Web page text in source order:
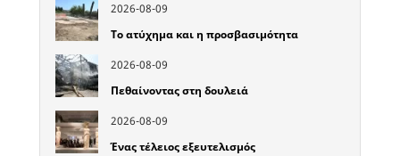
2026-08-09
Το ατύχημα και η προσβασιμότητα
2026-08-09
Πεθαίνοντας στη δουλειά
2026-08-09
Ένας τέλειος εξευτελισμός